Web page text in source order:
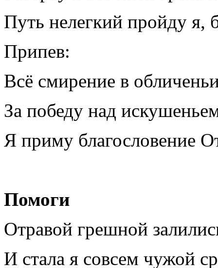
Путь нелегкий пройду я,
Припев:
Всё смирение в
За победу над
Я приму благословение
Помоги
Отравой грешной
И стала я совсем чужой